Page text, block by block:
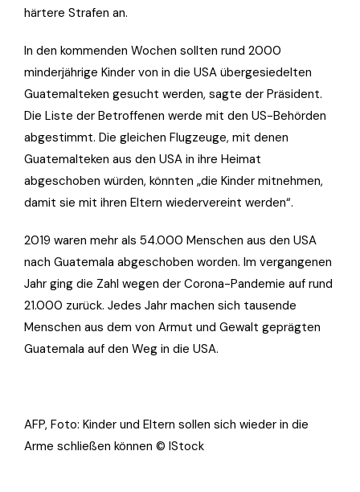
härtere Strafen an.
In den kommenden Wochen sollten rund 2000
minderjährige Kinder von in die USA übergesiedelten
Guatemalteken gesucht werden, sagte der Präsident.
Die Liste der Betroffenen werde mit den US-Behörden
abgestimmt. Die gleichen Flugzeuge, mit denen
Guatemalteken aus den USA in ihre Heimat
abgeschoben würden, könnten „die Kinder mitnehmen,
damit sie mit ihren Eltern wiedervereint werden“.
2019 waren mehr als 54.000 Menschen aus den USA
nach Guatemala abgeschoben worden. Im vergangenen
Jahr ging die Zahl wegen der Corona-Pandemie auf rund
21.000 zurück. Jedes Jahr machen sich tausende
Menschen aus dem von Armut und Gewalt geprägten
Guatemala auf den Weg in die USA.
AFP, Foto: Kinder und Eltern sollen sich wieder in die
Arme schließen können © IStock